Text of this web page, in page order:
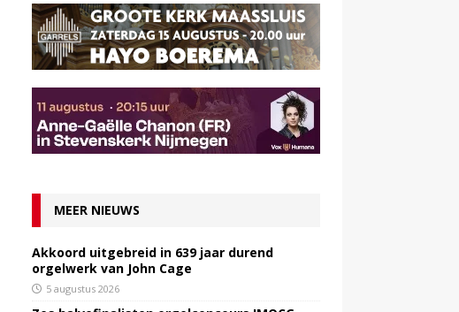
MEER NIEUWS
Akkoord uitgebreid in 639 jaar durend
orgelwerk van John Cage
5 augustus 2026